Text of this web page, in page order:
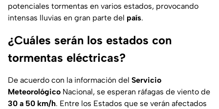
potenciales tormentas en varios estados, provocando
intensas lluvias en gran parte del país.
¿Cuáles serán los estados con
tormentas eléctricas?
De acuerdo con la información del Servicio
Meteorológico Nacional, se esperan ráfagas de viento de
30 a 50 km/h. Entre los Estados que se verán afectados